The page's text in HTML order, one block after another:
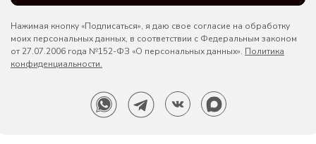
Нажимая кнопку «Подписаться», я даю свое согласие на обработку
моих персональных данных, в соответствии с Федеральным законом
от 27.07.2006 года №152-ФЗ «О персональных данных». Политика
конфиденциальности.